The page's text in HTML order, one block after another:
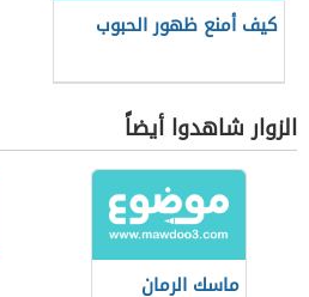
كيف أمنع ظهور الحبوب
الزوار شاهدوا أيضاً
ماسك الرمان